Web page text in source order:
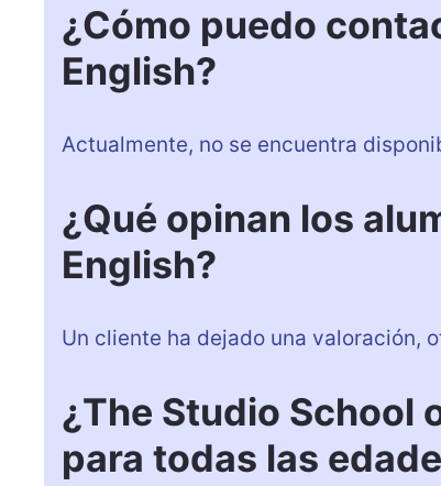
¿Cómo puedo
English?
Actualmente, no se encuentra
¿Qué opinan los
English?
Un cliente ha dejado una valoración,
¿The Studio School
para todas las